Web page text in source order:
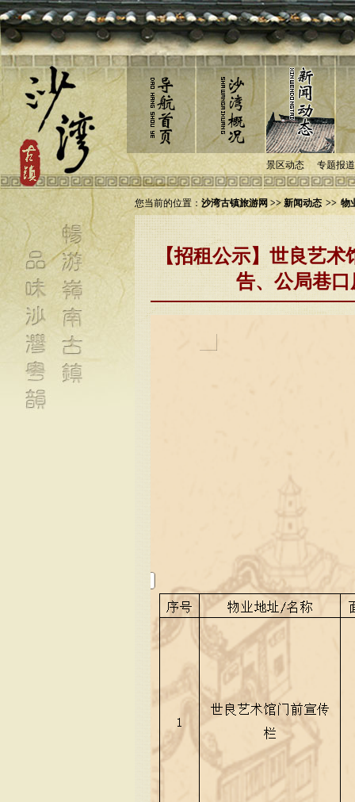
景区动态 专题报道
您当前的位置： 沙湾古镇旅游网 >> 新闻动态 >> 物
【招租公示】世良艺术
告、公局巷